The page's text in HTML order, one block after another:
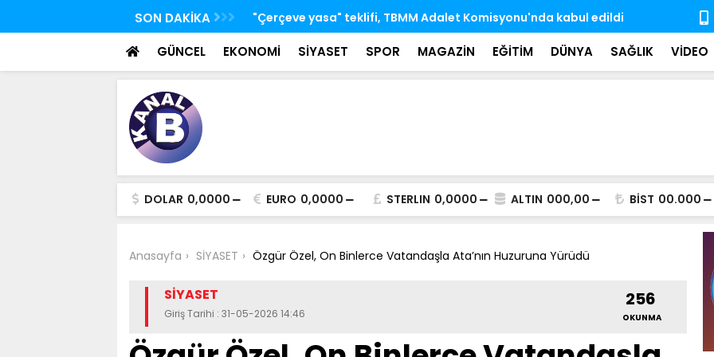
SON DAKİKA
Adalet Komisyonu'nda kabul edildi
Bakan Kacır: Bugüne dek 10 Antarktika, 6 Arktik bilim seferini Türk
bilim insanları gerçekleştirdi
Hayata
iz bıraktı
GÜNCEL EKONOMİ SİYASET SPOR MAGAZİN EĞİTİM DÜNYA SAĞLIK VİDEO
DOLAR 0,0000 EURO 0,0000 STERLIN 0,0000 ALTIN 000,00 BİST 00.000
Anasayfa SİYASET Özgür Özel, On Binlerce Vatandaşla Ata’nın Huzuruna Yürüdü
SİYASET
Giriş Tarihi : 31-05-2026 14:46
256
OKUNMA